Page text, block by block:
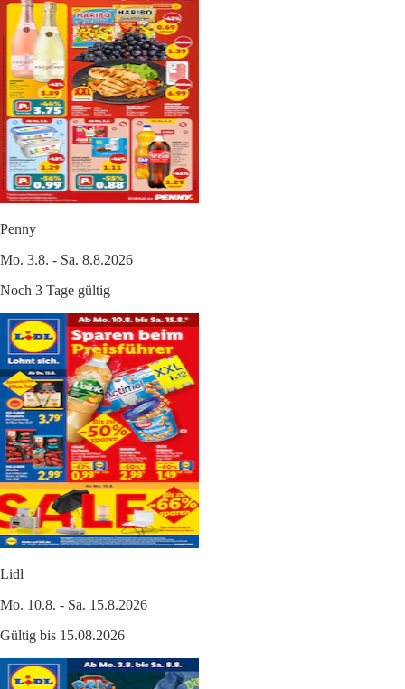
Penny
Mo. 3.8. - Sa. 8.8.2026
Noch 3 Tage gültig
Lidl
Mo. 10.8. - Sa. 15.8.2026
Gültig bis 15.08.2026